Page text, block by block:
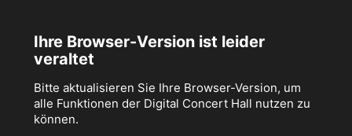
Ihre Browser-Version ist leider
veraltet
Bitte aktualisieren Sie Ihre Browser-Version, um
alle Funktionen der Digital Concert Hall nutzen zu
können.